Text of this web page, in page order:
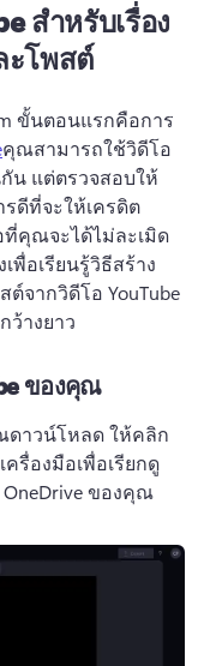
สําหรับเรื่อง
ะโพสต์
ขั้นตอนแรกคือการ
คุณสามารถใช้วิดีโอ
กัน แต่ตรวจสอบให้
ดีที่จะให้เครดิต
ที่คุณจะได้ไม่ละเมิด
พื่อเรียนรู้วิธีสร้าง
ต์จากวิดีโอ YouTube
ว้างยาว
ของคุณ
ดาวน์โหลด ให้คลิก
รื่องมือเพื่อเรียกดู
ของคุณ